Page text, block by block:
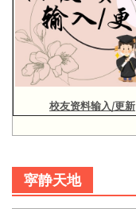
校友资料输入/更新
寜静天地